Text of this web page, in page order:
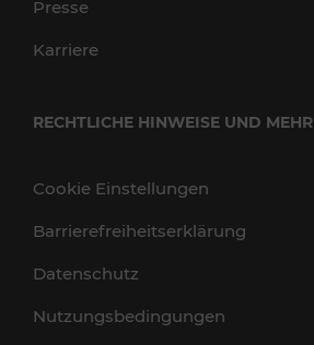
Presse
Karriere
RECHTLICHE HINWEISE UND MEHR
Cookie Einstellungen
Barrierefreiheitserklärung
Datenschutz
Nutzungsbedingungen